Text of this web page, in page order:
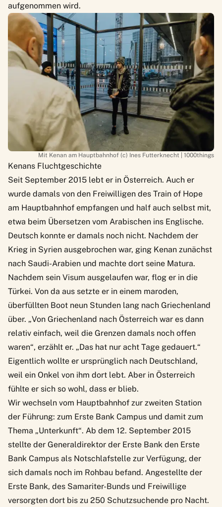
aufgenommen wird.
Mit Kenan am Hauptbahnhof (c) Ines Futterknecht | 1000things
Kenans Fluchtgeschichte
Seit September 2015 lebt er in Österreich. Auch er
wurde damals von den Freiwilligen des Train of Hope
am Hauptbahnhof empfangen und half auch selbst mit,
etwa beim Übersetzen vom Arabischen ins Englische.
Deutsch konnte er damals noch nicht. Nachdem der
Krieg in Syrien ausgebrochen war, ging Kenan zunächst
nach Saudi-Arabien und machte dort seine Matura.
Nachdem sein Visum ausgelaufen war, flog er in die
Türkei. Von da aus setzte er in einem maroden,
überfüllten Boot neun Stunden lang nach Griechenland
über. „Von Griechenland nach Österreich war es dann
relativ einfach, weil die Grenzen damals noch offen
waren“, erzählt er. „Das hat nur acht Tage gedauert.“
Eigentlich wollte er ursprünglich nach Deutschland,
weil ein Onkel von ihm dort lebt. Aber in Österreich
fühlte er sich so wohl, dass er blieb.
Wir wechseln vom Hauptbahnhof zur zweiten Station
der Führung: zum Erste Bank Campus und damit zum
Thema „Unterkunft“. Ab dem 12. September 2015
stellte der Generaldirektor der Erste Bank den Erste
Bank Campus als Notschlafstelle zur Verfügung, der
sich damals noch im Rohbau befand. Angestellte der
Erste Bank, des Samariter-Bunds und Freiwillige
versorgten dort bis zu 250 Schutzsuchende pro Nacht.